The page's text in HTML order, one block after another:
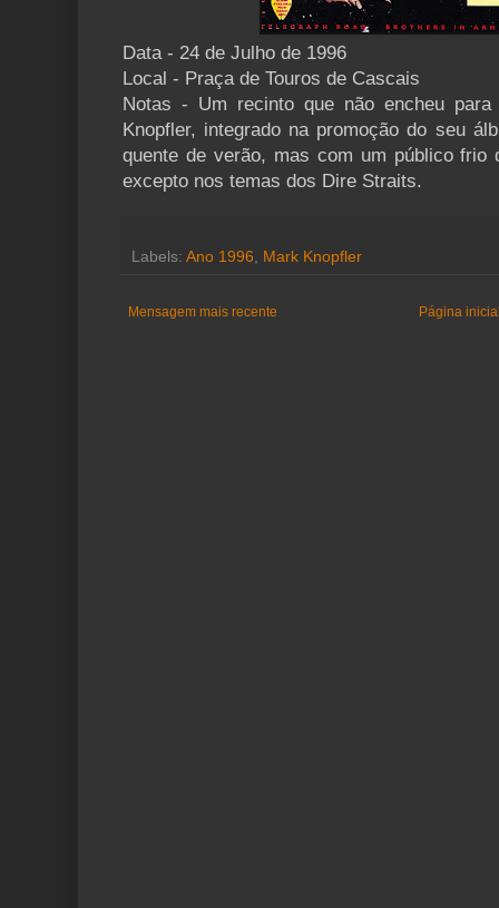
Data - 24 de Julho de 1996
Local - Praça de Touros de Cascais
Notas - Um recinto que não encheu
Knopfler, integrado na promoção do seu
quente de verão, mas com um público frio
excepto nos temas dos Dire Straits.
Labels: Ano 1996, Mark Knopfler
Mensagem mais recente Página